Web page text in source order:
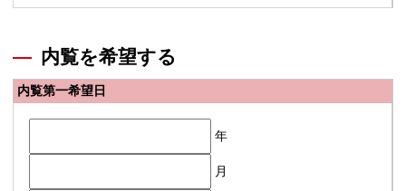
内覧を希望する
内覧第一希望日
年
月